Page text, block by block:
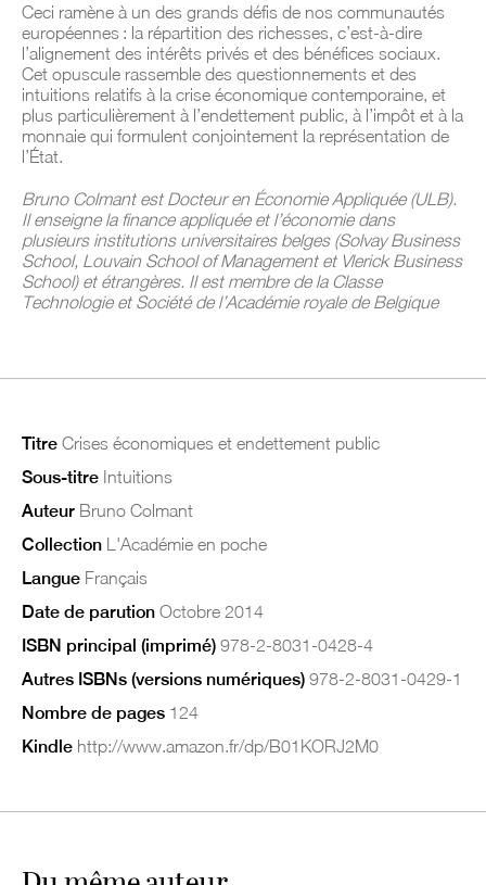
Ceci ramène à un des grands défis de nos communautés
européennes : la répartition des richesses, c’est-à-dire
l’alignement des intérêts privés et des bénéfices sociaux.
Cet opuscule rassemble des questionnements et des
intuitions relatifs à la crise économique contemporaine, et
plus particulièrement à l’endettement public, à l’impôt et à la
monnaie qui formulent conjointement la représentation de
l’État.
Bruno Colmant est Docteur en Économie Appliquée (ULB).
Il enseigne la finance appliquée et l’économie dans
plusieurs institutions universitaires belges (Solvay Business
School, Louvain School of Management et Vlerick Business
School) et étrangères. Il est membre de la Classe
Technologie et Société de l’Académie royale de Belgique
Titre Crises économiques et endettement public
Sous-titre Intuitions
Auteur Bruno Colmant
Collection L'Académie en poche
Langue Français
Date de parution Octobre 2014
ISBN principal (imprimé) 978-2-8031-0428-4
Autres ISBNs (versions numériques) 978-2-8031-0429-1
Nombre de pages 124
Kindle http://www.amazon.fr/dp/B01KORJ2M0